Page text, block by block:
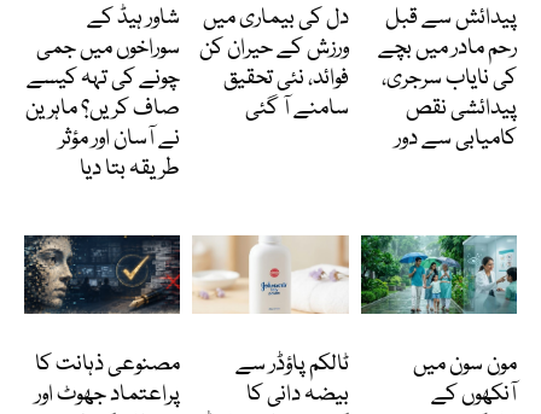
پیدائش سے قبل
رحم مادر میں بچے
کی نایاب سرجری،
پیدائشی نقص
کامیابی سے دور
دل کی بیماری میں
ورزش کے حیران کن
فوائد، نئی تحقیق
سامنے آ گئی
شاور ہیڈ کے
سوراخوں میں جمی
چونے کی تہہ کیسے
صاف کریں؟ ماہرین
نے آسان اور مؤثر
طریقہ بتا دیا
مون سون میں
آنکھوں کے
ٹالکم پاؤڈر سے
بیضہ دانی کا
مصنوعی ذہانت کا
پراعتماد جھوٹ اور